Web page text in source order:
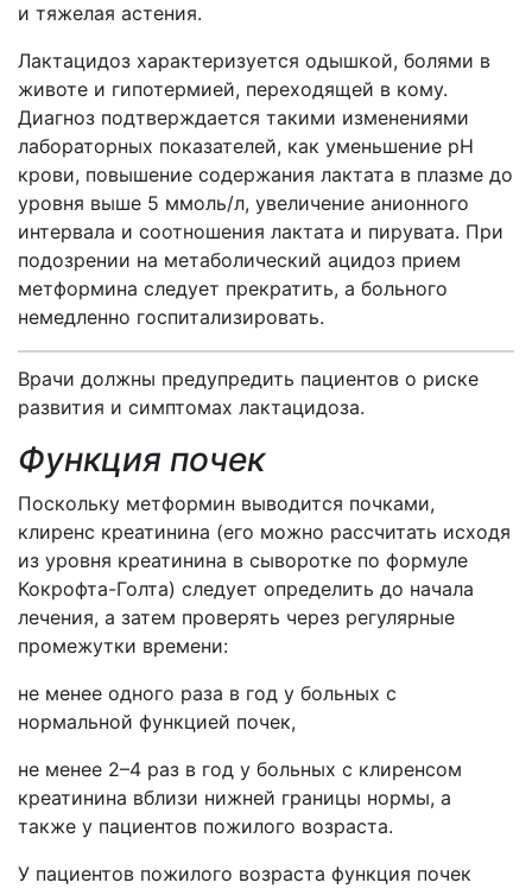
и тяжелая астения.
Лактацидоз характеризуется одышкой, болями в
животе и гипотермией, переходящей в кому.
Диагноз подтверждается такими изменениями
лабораторных показателей, как уменьшение рН
крови, повышение содержания лактата в плазме до
уровня выше 5 ммоль/л, увеличение анионного
интервала и соотношения лактата и пирувата. При
подозрении на метаболический ацидоз прием
метформина следует прекратить, а больного
немедленно госпитализировать.
Врачи должны предупредить пациентов о риске
развития и симптомах лактацидоза.
Функция почек
Поскольку метформин выводится почками,
клиренс креатинина (его можно рассчитать исходя
из уровня креатинина в сыворотке по формуле
Кокрофта-Голта) следует определить до начала
лечения, а затем проверять через регулярные
промежутки времени:
не менее одного раза в год у больных с
нормальной функцией почек,
не менее 2–4 раз в год у больных с клиренсом
креатинина вблизи нижней границы нормы, а
также у пациентов пожилого возраста.
У пациентов пожилого возраста функция почек